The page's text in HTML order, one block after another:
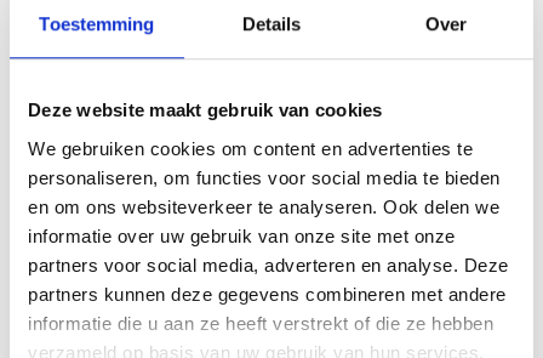
Toestemming Details Over
Deze website maakt gebruik van cookies
We gebruiken cookies om content en advertenties te
personaliseren, om functies voor social media te bieden
en om ons websiteverkeer te analyseren. Ook delen we
informatie over uw gebruik van onze site met onze
partners voor social media, adverteren en analyse. Deze
partners kunnen deze gegevens combineren met andere
informatie die u aan ze heeft verstrekt of die ze hebben
verzameld op basis van uw gebruik van hun services.
versterken van empathie en begrip bij
Hierkunt u meer informatie vinden over
het boek, zoals een inkijkexemplaar.
Bestellen